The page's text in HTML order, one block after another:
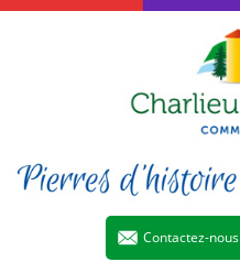
Contactez-nous